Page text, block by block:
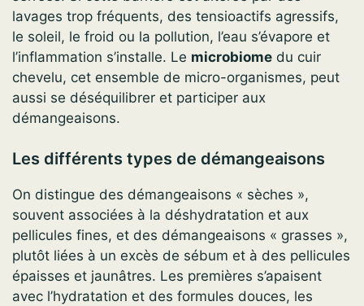
lavages trop fréquents, des tensioactifs agressifs,
le soleil, le froid ou la pollution, l’eau s’évapore et
l’inflammation s’installe. Le microbiome du cuir
chevelu, cet ensemble de micro-organismes, peut
aussi se déséquilibrer et participer aux
démangeaisons.
Les différents types de démangeaisons
On distingue des démangeaisons « sèches »,
souvent associées à la déshydratation et aux
pellicules fines, et des démangeaisons « grasses »,
plutôt liées à un excès de sébum et à des pellicules
épaisses et jaunâtres. Les premières s’apaisent
avec l’hydratation et des formules douces, les